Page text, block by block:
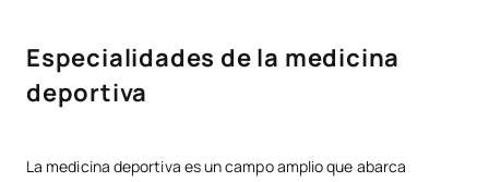
Especialidades de la medicina
deportiva
La medicina deportiva es un campo amplio que abarca